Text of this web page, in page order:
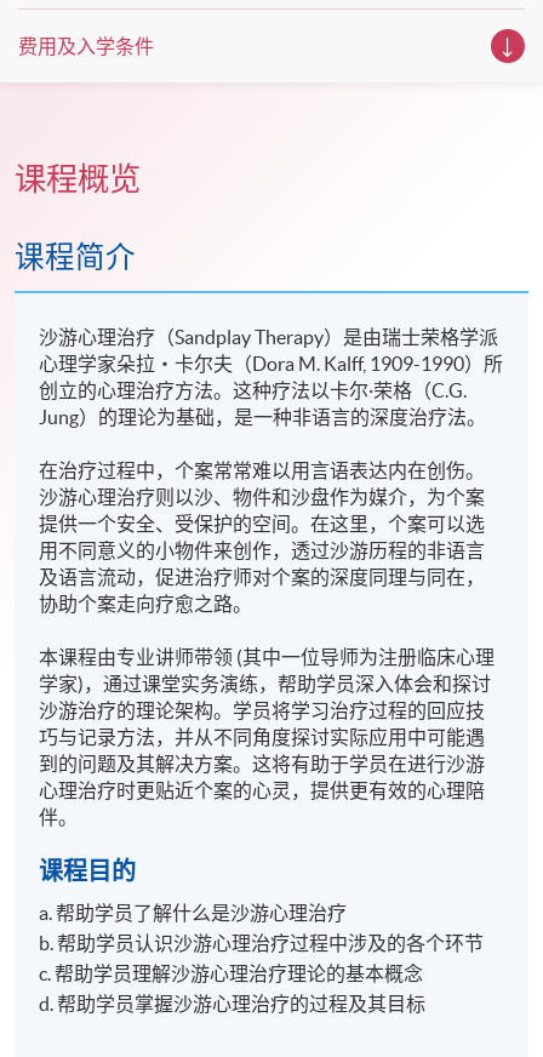
费用及入学条件
课程概览
课程简介
沙游心理治疗（Sandplay Therapy）是由瑞士荣格学派
心理学家朵拉‧卡尔夫（Dora M. Kalff, 1909-1990）所
创立的心理治疗方法。这种疗法以卡尔·荣格（C.G.
Jung）的理论为基础，是一种非语言的深度治疗法。
在治疗过程中，个案常常难以用言语表达内在创伤。
沙游心理治疗则以沙、物件和沙盘作为媒介，为个案
提供一个安全、受保护的空间。在这里，个案可以选
用不同意义的小物件来创作，透过沙游历程的非语言
及语言流动，促进治疗师对个案的深度同理与同在，
协助个案走向疗愈之路。
本课程由专业讲师带领 (其中一位导师为注册临床心理
学家)，通过课堂实务演练，帮助学员深入体会和探讨
沙游治疗的理论架构。学员将学习治疗过程的回应技
巧与记录方法，并从不同角度探讨实际应用中可能遇
到的问题及其解决方案。这将有助于学员在进行沙游
心理治疗时更贴近个案的心灵，提供更有效的心理陪
伴。
课程目的
a. 帮助学员了解什么是沙游心理治疗
b. 帮助学员认识沙游心理治疗过程中涉及的各个环节
c. 帮助学员理解沙游心理治疗理论的基本概念
d. 帮助学员掌握沙游心理治疗的过程及其目标